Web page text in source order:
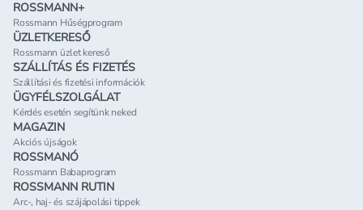
ROSSMANN+
Rossmann Hűségprogram
ÜZLETKERESŐ
Rossmann üzlet kereső
SZÁLLÍTÁS ÉS FIZETÉS
Szállítási és fizetési információk
ÜGYFÉLSZOLGÁLAT
Kérdés esetén segítünk neked
MAGAZIN
Akciós újságok
ROSSMANÓ
Rossmann Babaprogram
ROSSMANN RUTIN
Arc-, haj- és szájápolási tippek